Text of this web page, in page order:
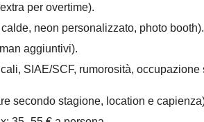
per overtime).
neon personalizzato, photo booth).
aggiuntivi).
SIAE/SCF, rumorosità, occupazione
secondo stagione, location e